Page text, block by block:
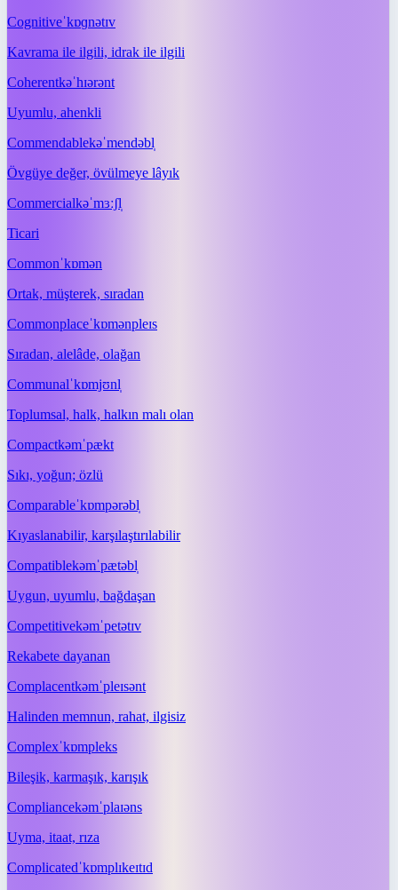
Cognitiveˈkɒɡnətɪv
Kavrama ile ilgili, idrak ile ilgili
Coherentkəˈhɪərənt
Uyumlu, ahenkli
Commendablekəˈmendəbl̩
Övgüye değer, övülmeye lâyık
Commercialkəˈmɜːʃl̩
Ticari
Commonˈkɒmən
Ortak, müşterek, sıradan
Commonplaceˈkɒmənpleɪs
Sıradan, alelâde, olağan
Communalˈkɒmjʊnl̩
Toplumsal, halk, halkın malı olan
Compactkəmˈpækt
Sıkı, yoğun; özlü
Comparableˈkɒmpərəbl̩
Kıyaslanabilir, karşılaştırılabilir
Compatiblekəmˈpætəbl̩
Uygun, uyumlu, bağdaşan
Competitivekəmˈpetətɪv
Rekabete dayanan
Complacentkəmˈpleɪsənt
Halinden memnun, rahat, ilgisiz
Complexˈkɒmpleks
Bileşik, karmaşık, karışık
Compliancekəmˈplaɪəns
Uyma, itaat, rıza
Complicatedˈkɒmplɪkeɪtɪd